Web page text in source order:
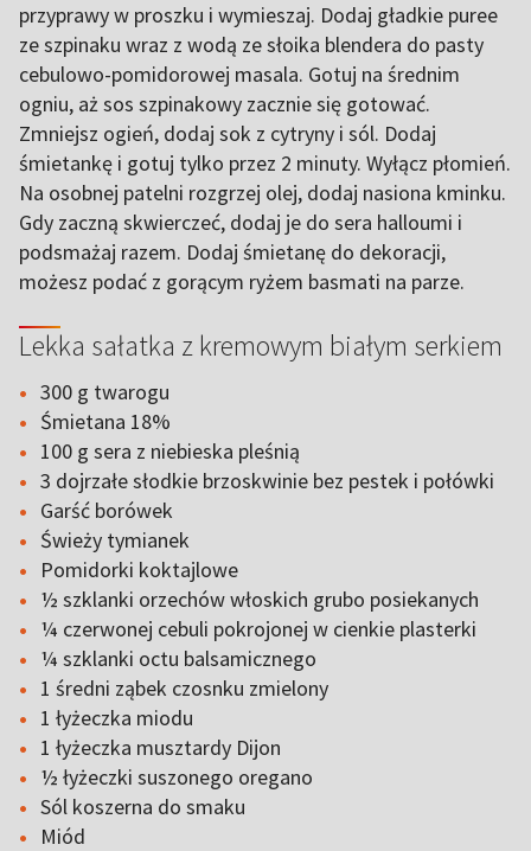
przyprawy w proszku i wymieszaj. Dodaj gładkie puree
ze szpinaku wraz z wodą ze słoika blendera do pasty
cebulowo-pomidorowej masala. Gotuj na średnim
ogniu, aż sos szpinakowy zacznie się gotować.
Zmniejsz ogień, dodaj sok z cytryny i sól. Dodaj
śmietankę i gotuj tylko przez 2 minuty. Wyłącz płomień.
Na osobnej patelni rozgrzej olej, dodaj nasiona kminku.
Gdy zaczną skwierczeć, dodaj je do sera halloumi i
podsmażaj razem. Dodaj śmietanę do dekoracji,
możesz podać z gorącym ryżem basmati na parze.
Lekka sałatka z kremowym białym serkiem
300 g twarogu
Śmietana 18%
100 g sera z niebieska pleśnią
3 dojrzałe słodkie brzoskwinie bez pestek i połówki
Garść borówek
Świeży tymianek
Pomidorki koktajlowe
½ szklanki orzechów włoskich grubo posiekanych
¼ czerwonej cebuli pokrojonej w cienkie plasterki
¼ szklanki octu balsamicznego
1 średni ząbek czosnku zmielony
1 łyżeczka miodu
1 łyżeczka musztardy Dijon
½ łyżeczki suszonego oregano
Sól koszerna do smaku
Miód